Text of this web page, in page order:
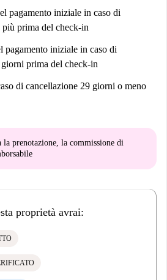
pagamento iniziale in caso di
prima del check-in
pagamento iniziale in caso di
prima del check-in
di cancellazione 29 giorni o meno
prenotazione, la commissione di
proprietà avrai: